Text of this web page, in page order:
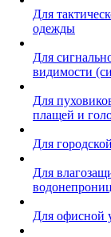
Для
одежды
Для
видимости
Для
плащей и
Для
Для
Для офисной